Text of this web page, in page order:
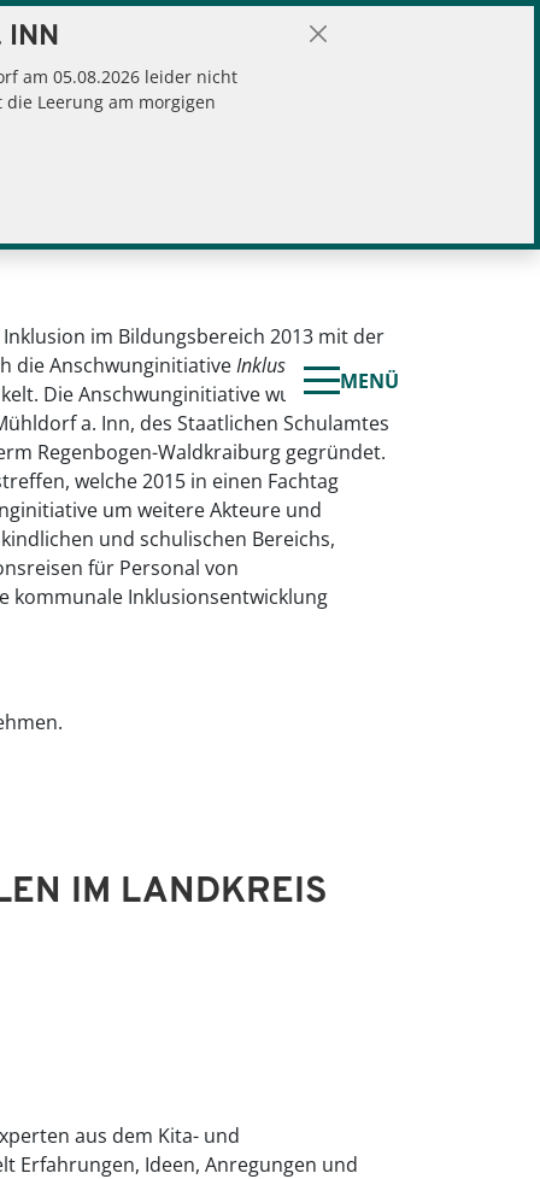
INN
am 05.08.2026 leider nicht
Leerung am morgigen
MENÜ
im Bildungsbereich 2013 mit der
die AnschwunginitiativeInklusion – was
Die Anschwunginitiative wurde 2014 in
a. Inn, des Staatlichen Schulamtes
Regenbogen-Waldkraiburg gegründet.
welche 2015 in einen Fachtag
um weitere Akteure und
und schulischen Bereichs,
für Personal von
kommunale Inklusionsentwicklung
IM LANDKREIS
aus dem Kita- und
Erfahrungen, Ideen, Anregungen und